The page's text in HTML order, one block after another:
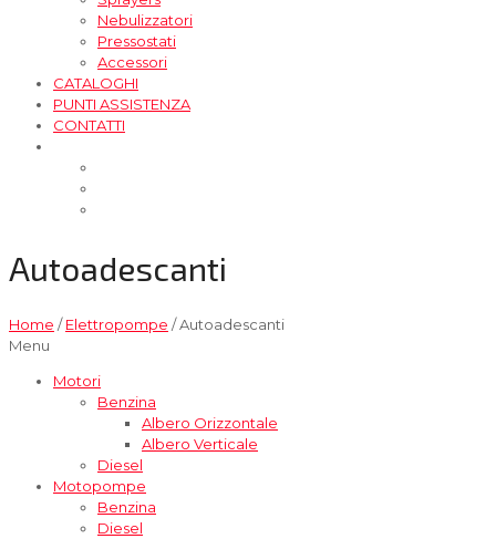
Nebulizzatori
Pressostati
Accessori
CATALOGHI
PUNTI ASSISTENZA
CONTATTI
Autoadescanti
Home /Elettropompe / Autoadescanti
Menu
Motori
Benzina
Albero Orizzontale
Albero Verticale
Diesel
Motopompe
Benzina
Diesel